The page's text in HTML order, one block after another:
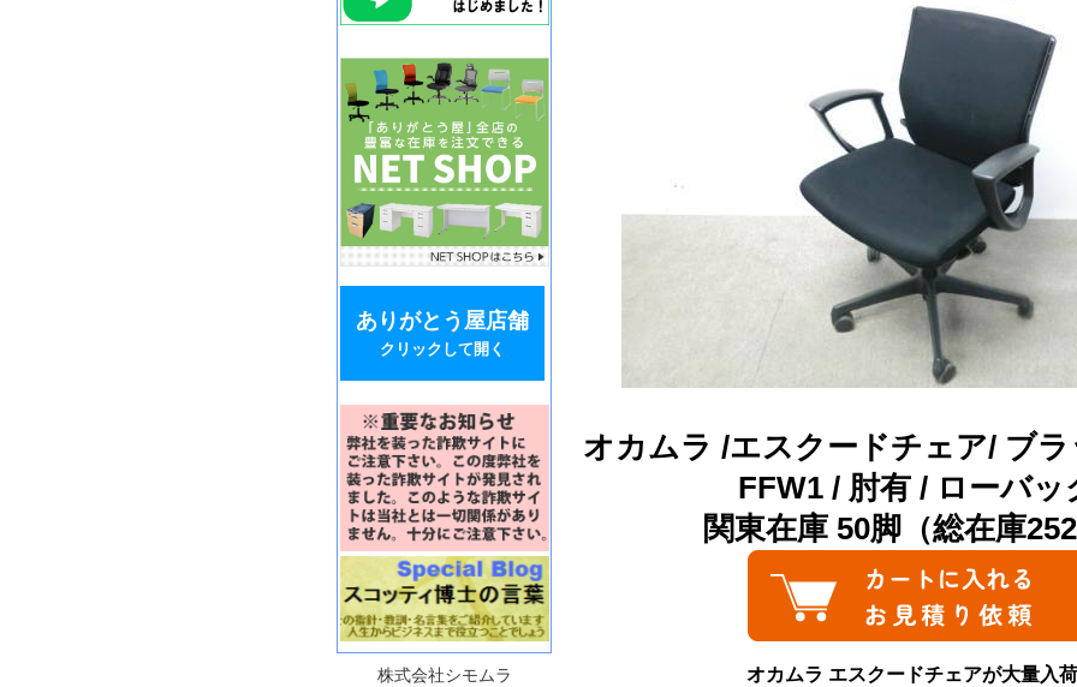
オカムラ /エスクードチェア/ ブ
FFW1 / 肘有 / ローバッ
関東在庫 50脚（総在庫
オカムラ エスクードチェアが大量入
ありがとう屋店舗
クリックして開く
株式会社シモムラ